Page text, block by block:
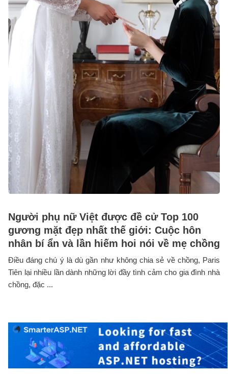
Người phụ nữ Việt được đề cử Top 100
gương mặt đẹp nhất thế giới: Cuộc hôn
nhân bí ẩn và lần hiếm hoi nói về mẹ chồng
Điều đáng chú ý là dù gần như không chia sẻ về chồng, Paris
Tiên lại nhiều lần dành những lời đầy tình cảm cho gia đình nhà
chồng, đặc ...